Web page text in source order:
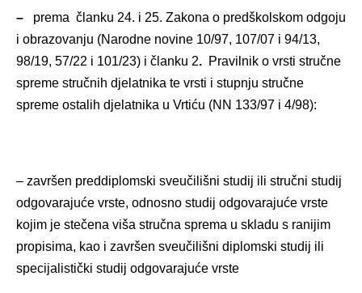
– prema članku 24. i 25. Zakona o predškolskom odgoju
i obrazovanju (Narodne novine 10/97, 107/07 i 94/13,
98/19, 57/22 i 101/23) i članku 2. Pravilnik o vrsti stručne
spreme stručnih djelatnika te vrsti i stupnju stručne
spreme ostalih djelatnika u Vrtiću (NN 133/97 i 4/98):
– završen preddiplomski sveučilišni studij ili stručni studij
odgovarajuće vrste, odnosno studij odgovarajuće vrste
kojim je stečena viša stručna sprema u skladu s ranijim
propisima, kao i završen sveučilišni diplomski studij ili
specijalistički studij odgovarajuće vrste